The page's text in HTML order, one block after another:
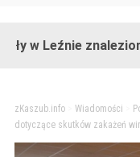
znaleziono
zKaszub.info> Wiadomości
dotyczące skutków zakażeń